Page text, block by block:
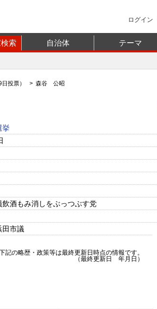
ログイン
索 自治体 テーマ
投票） > 森谷 公昭
挙
飲酒もみ消しをぶっつぶす党
田市議
記の略歴・政策等は最終更新日時点の情報です。
（最終更新日 年月日）